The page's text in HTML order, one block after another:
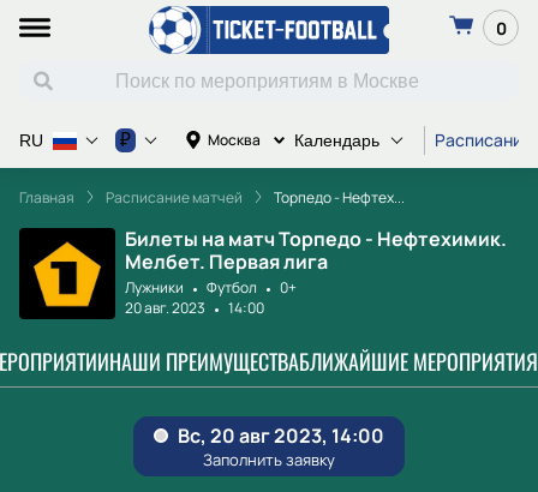
0
Москва Календарь Расписание
RU ₽
Главная Расписание матчей Торпедо - Нефтех...
Билеты на матч Торпедо - Нефтехимик.
Мелбет. Первая лига
Лужники Футбол
0+
20 авг. 2023
14:00
НАШИ ПРЕИМУЩЕСТВАБЛИЖАЙШИЕ МЕРОПРИЯТИЯ